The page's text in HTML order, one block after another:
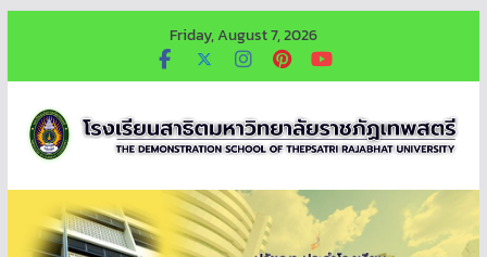
content
Friday, August 7, 2026